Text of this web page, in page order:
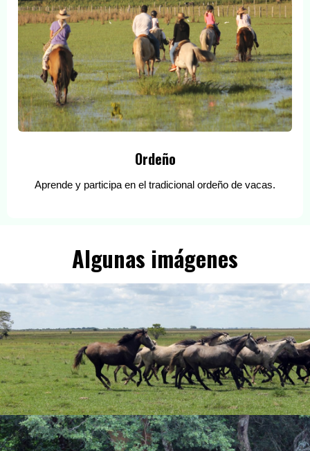
Ordeño
Aprende y participa en el tradicional ordeño de vacas.
Algunas imágenes